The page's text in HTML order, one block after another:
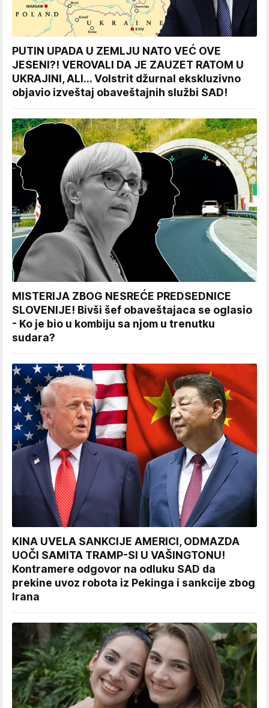
PUTIN UPADA U ZEMLJU NATO VEĆ OVE
JESENI?! VEROVALI DA JE ZAUZET RATOM U
UKRAJINI, ALI... Volstrit džurnal ekskluzivno
objavio izveštaj obaveštajnih službi SAD!
MISTERIJA ZBOG NESREĆE PREDSEDNICE
SLOVENIJE! Bivši šef obaveštajaca se oglasio
- Ko je bio u kombiju sa njom u trenutku
sudara?
KINA UVELA SANKCIJE AMERICI, ODMAZDA
UOČI SAMITA TRAMP-SI U VAŠINGTONU!
Kontramere odgovor na odluku SAD da
prekine uvoz robota iz Pekinga i sankcije zbog
Irana